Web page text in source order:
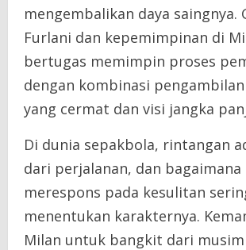
mengembalikan daya saingnya.
Furlani dan kepemimpinan di
bertugas memimpin proses
dengan kombinasi
yang cermat dan visi jangka
Di dunia sepakbola, rintangan
dari perjalanan, dan
merespons pada kesulitan
menentukan karakternya.
Milan untuk bangkit dari musim